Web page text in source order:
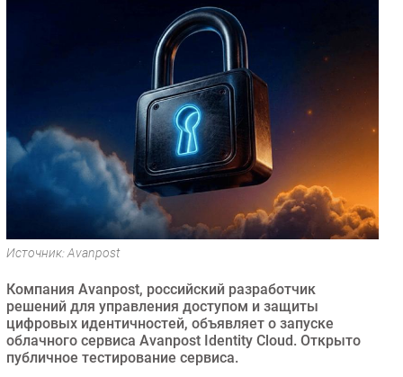
Регулирование
Финансы
Web
Безопасность
Инновации
Гаджеты
Здоровье
РАЗДЕЛЫ
Источник: Avanpost
Компания Avanpost, российский разработчик
решений для управления доступом и защиты
цифровых идентичностей, объявляет о запуске
облачного сервиса Avanpost Identity Cloud. Открыто
публичное тестирование сервиса.